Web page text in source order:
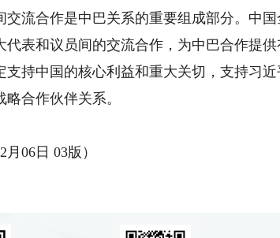
流合作是中巴关系的重要组成部分。中
表和议员间的交流合作，为中巴合作提供
中国的核心利益和重大关切，支持习近
合作伙伴关系。
06日 03版）